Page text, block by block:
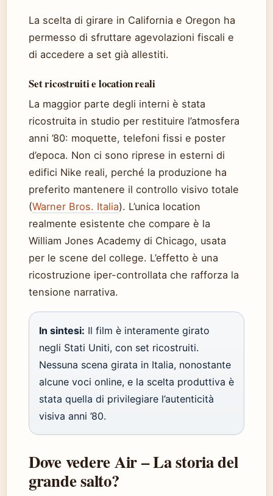
La scelta di girare in California e Oregon ha
permesso di sfruttare agevolazioni fiscali e
di accedere a set già allestiti.
Set ricostruiti e location reali
La maggior parte degli interni è stata
ricostruita in studio per restituire l’atmosfera
anni ’80: moquette, telefoni fissi e poster
d’epoca. Non ci sono riprese in esterni di
edifici Nike reali, perché la produzione ha
preferito mantenere il controllo visivo totale
(Warner Bros. Italia). L’unica location
realmente esistente che compare è la
William Jones Academy di Chicago, usata
per le scene del college. L’effetto è una
ricostruzione iper-controllata che rafforza la
tensione narrativa.
In sintesi: Il film è interamente girato
negli Stati Uniti, con set ricostruiti.
Nessuna scena girata in Italia, nonostante
alcune voci online, e la scelta produttiva è
stata quella di privilegiare l’autenticità
visiva anni ’80.
Dove vedere Air – La storia del
grande salto?